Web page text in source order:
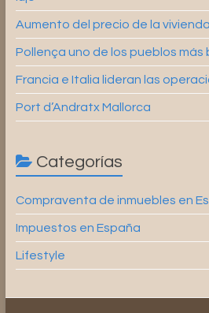
Aumento del precio de la
Pollença uno de los pueblos más
Francia e Italia lideran las
Port d’Andratx Mallorca
Categorías
Compraventa de inmuebles en
Impuestos en España
Lifestyle